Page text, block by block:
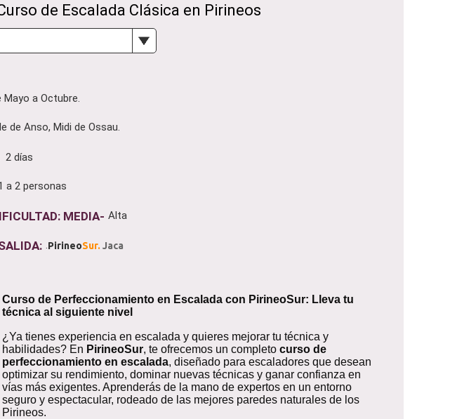
de Escalada Clásica en Pirineos
Mayo a Octubre.
de Anso, Midi de Ossau.
2 días
a 2 personas
MEDIA- Alta
.PirineoSur. Jaca
Curso de Perfeccionamiento en Escalada con PirineoSur: Lleva tu
técnica al siguiente nivel
¿Ya tienes experiencia en escalada y quieres mejorar tu técnica y
habilidades? En PirineoSur, te ofrecemos un completocurso de
perfeccionamiento en escalada, diseñado para escaladores que desean
optimizar su rendimiento, dominar nuevas técnicas y ganar confianza en
vías más exigentes. Aprenderás de la mano de expertos en un entorno
seguro y espectacular, rodeado de las mejores paredes naturales de los
Pirineos.